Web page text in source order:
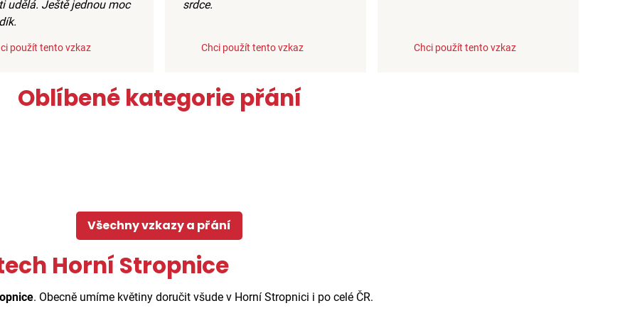
udělá. Ještě jednou moc
použít tento vzkaz
srdce.
Chci použít tento vzkaz Chci použít tento vzkaz
Oblíbené kategorie přání
Všechny vzkazy a přání
Horní Stropnice
. Obecně umíme květiny doručit všude v Horní Stropnici i po celé ČR.